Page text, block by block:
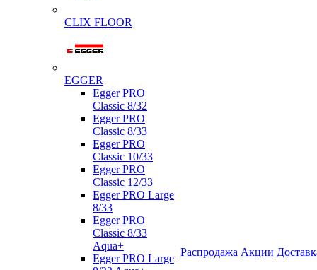
CLIX FLOOR
EGGER
Egger PRO
Classic 8/32
Egger PRO
Classic 8/33
Egger PRO
Classic 10/33
Egger PRO
Classic 12/33
Egger PRO Large
8/33
Egger PRO
Classic 8/33
Aqua+
Egger PRO Large
Распродажа Акции